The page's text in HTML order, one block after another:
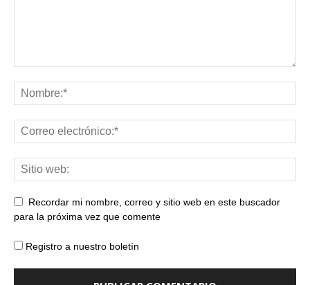
Recordar mi nombre, correo y sitio web en este buscador
para la próxima vez que comente
Registro a nuestro boletín